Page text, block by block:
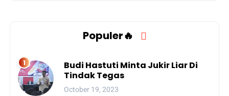
Populer🔥
Budi Hastuti Minta Jukir Liar Di
Tindak Tegas
October 19, 2023